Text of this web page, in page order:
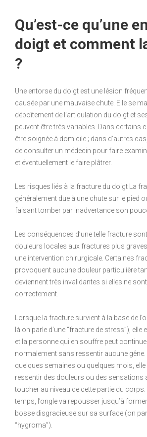
Qu’est-ce qu’une
doigt et comment
?
Une entorse du doigt est une lésion
causée par une mauvaise chute. Elle se
déboîtement de l’articulation du doigt et
peuvent être très variables. Dans certains
être soignée à domicile ; dans d’autres
de consulter un médecin pour faire
et éventuellement le faire plâtrer.
Les risques liés à la fracture du doigt La
généralement due à une chute sur le pied
faisant tomber par inadvertance son
Les conséquences d’une telle fracture
douleurs locales aux fractures plus
une intervention chirurgicale. Certaines
provoquent aucune douleur particulière
deviennent très invalidantes si elles ne
correctement.
Lorsque la fracture survient à la base de
là on parle d’une “fracture de stress”),
et la personne qui en souffre peut
normalement sans ressentir aucune gêne.
quelques semaines ou quelques mois,
ressentir des douleurs ou des sensations
toucher au niveau de cette partie du corps.
temps, l’ongle va repousser jusqu’à
bosse disgracieuse sur sa surface (on
“hygroma”).